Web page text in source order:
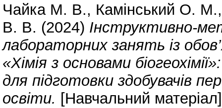
Чайка М. В., Камінський О. М.
В. В. (2024) Інструктивно-
лабораторних занять із
«Хімія з основами
для підготовки здобувачів
освіти. [Навчальний матеріал]